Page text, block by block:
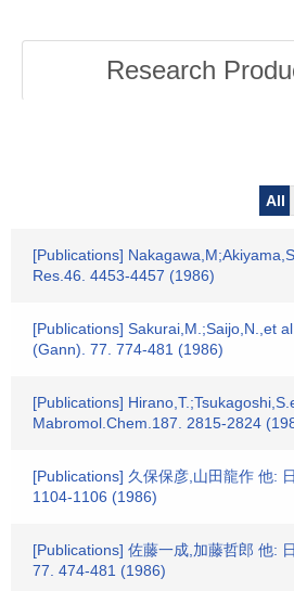
Research
All
[Publications]
Res.46. 4453-4457 (1986)
[Publications] Sakurai,M.;Saijo,N.,et
(Gann). 77. 774-481 (1986)
[Publications]
Mabromol.Chem.187. 2815-2824
[Publications] 久保保彦,山田龍作 他:
1104-1106 (1986)
[Publications] 佐藤一成,加藤哲郎 他:
77. 474-481 (1986)